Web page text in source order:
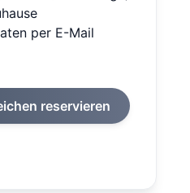
per E-Mail
reservieren